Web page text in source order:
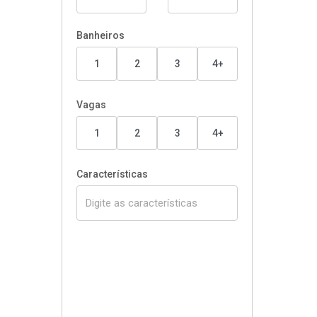
Banheiros
1 2 3 4+
Vagas
1 2 3 4+
Características